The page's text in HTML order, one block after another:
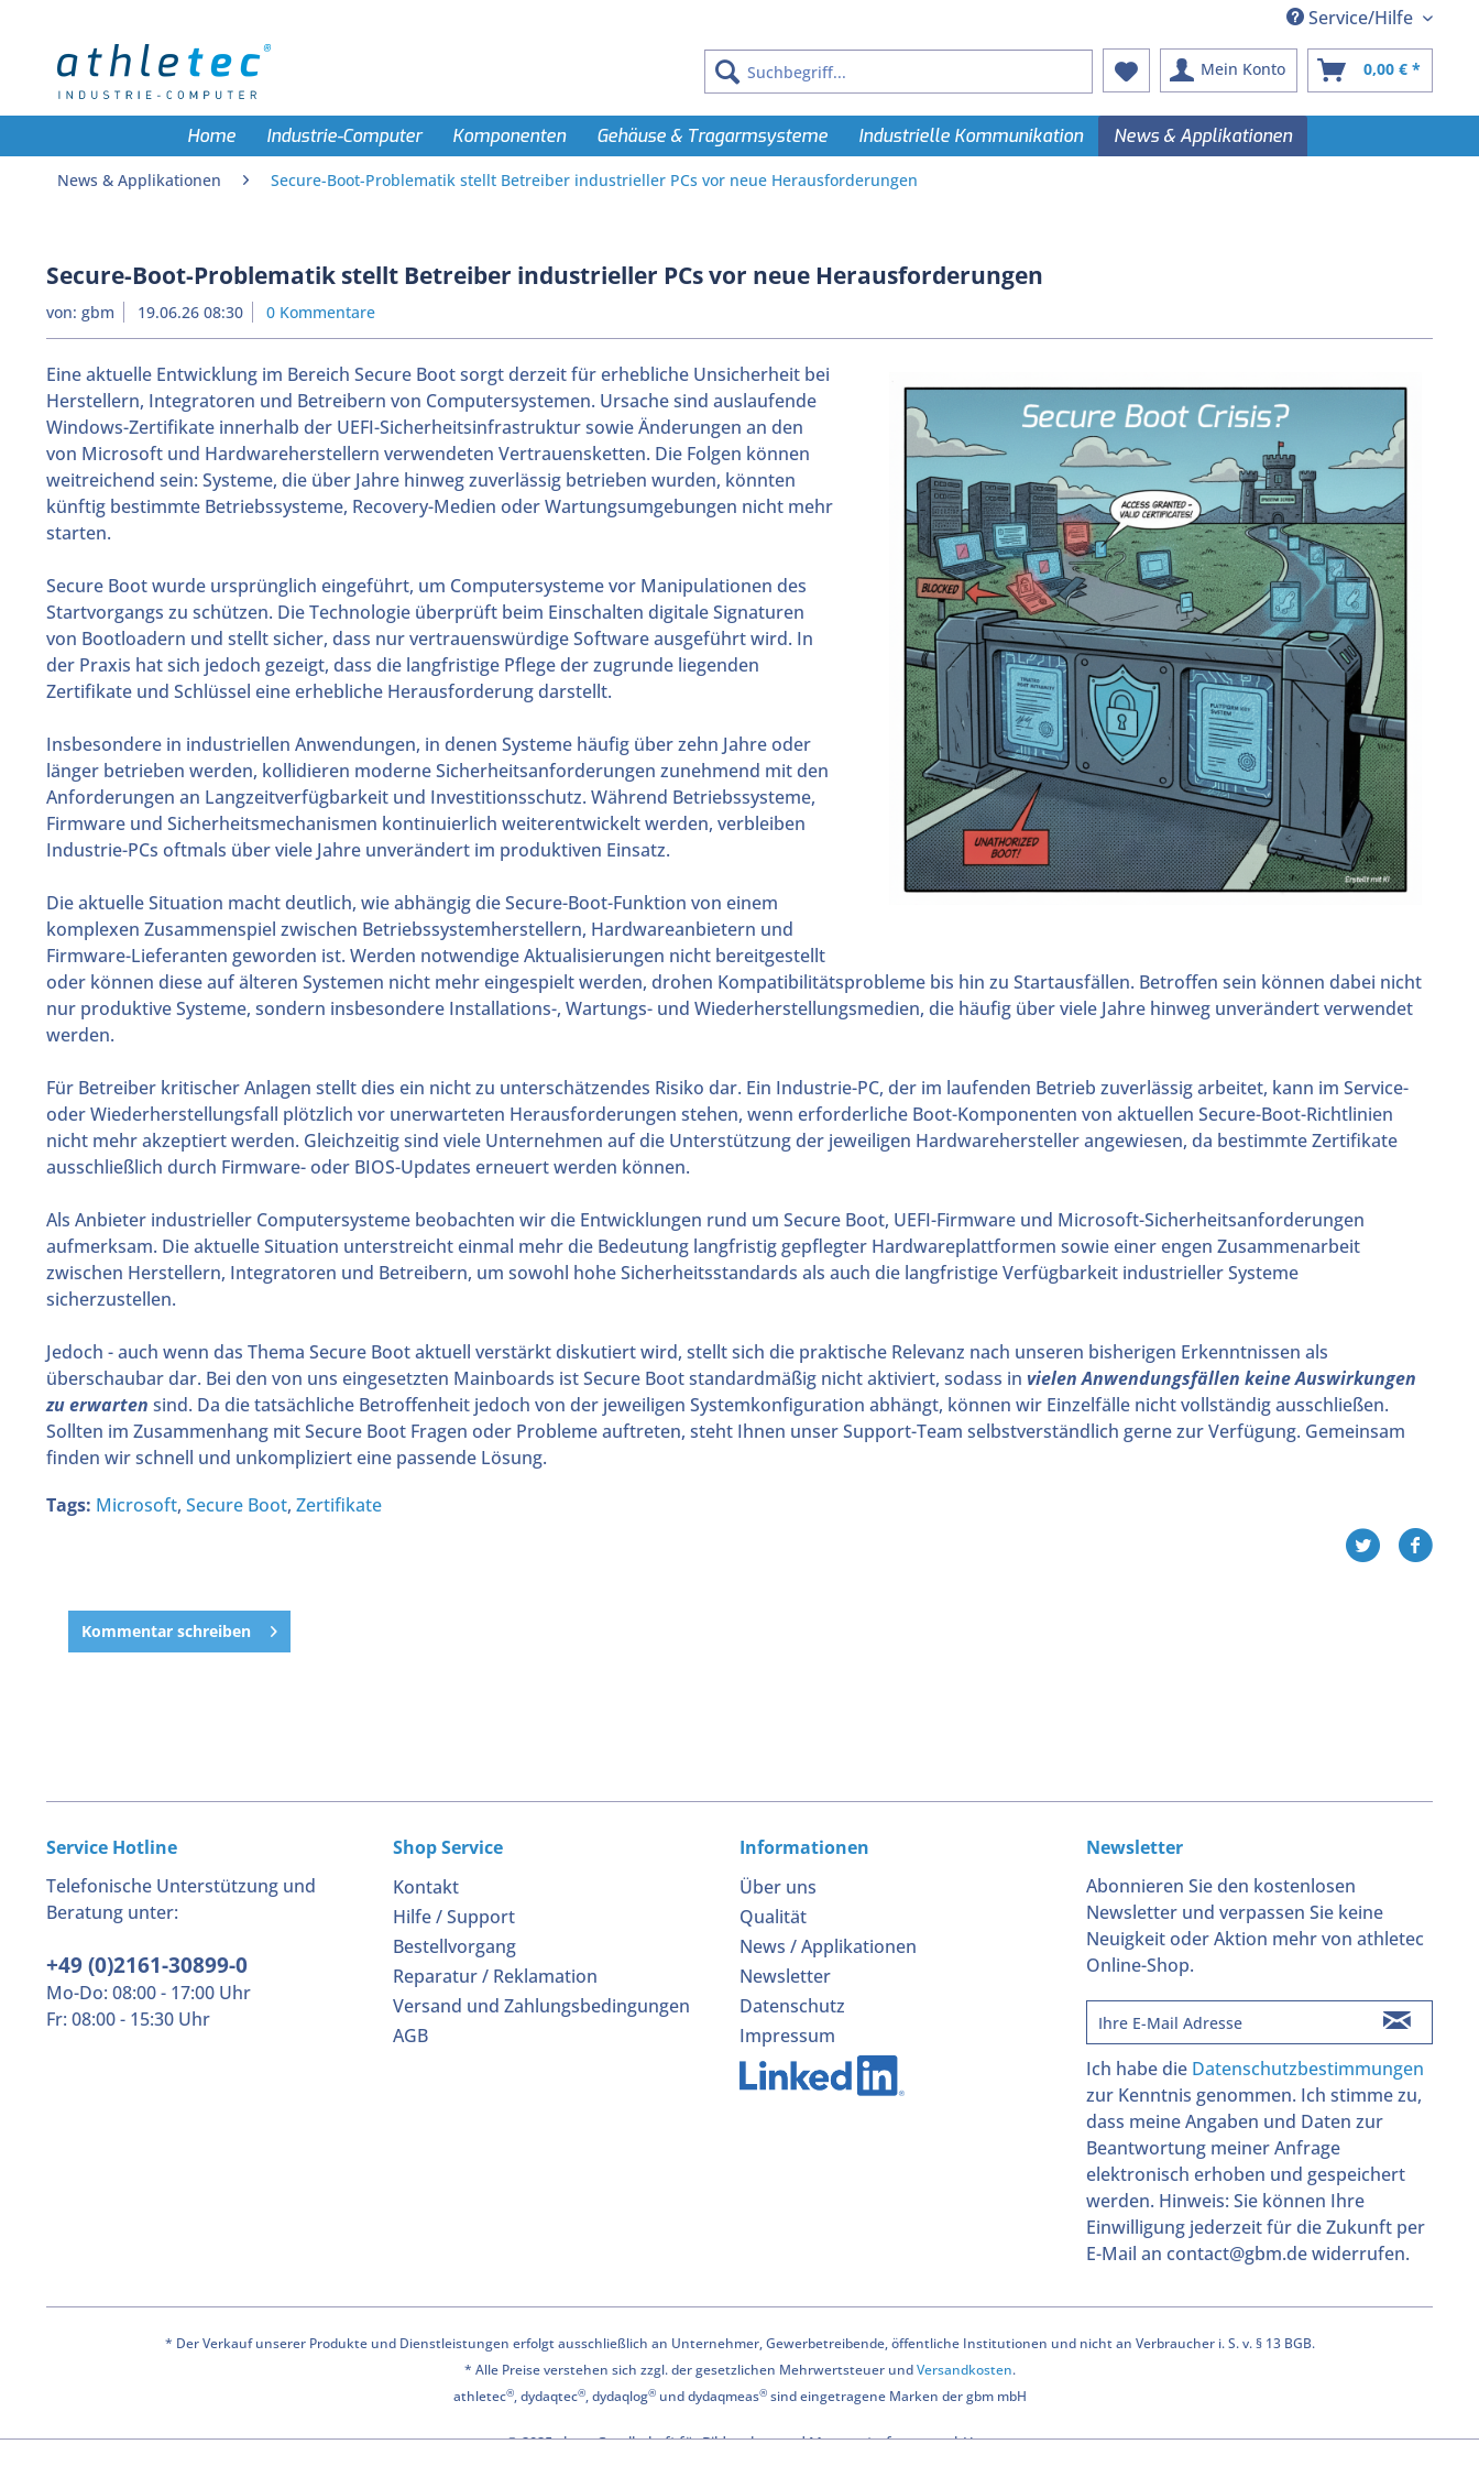
Service/Hilfe
Mein Konto 0,00 € *
Home Industrie-Computer Komponenten Gehäuse & Tragarmsysteme Industrielle Kommunikation News & Applikationen
News & Applikationen Secure-Boot-Problematik stellt Betreiber industrieller PCs vor neue Herausforderungen
Secure-Boot-Problematik stellt Betreiber industrieller PCs vor neue Herausforderungen
von: gbm 19.06.26 08:30 0 Kommentare
Eine aktuelle Entwicklung im Bereich Secure Boot sorgt derzeit für erhebliche Unsicherheit bei
Herstellern, Integratoren und Betreibern von Computersystemen. Ursache sind auslaufende
Windows-Zertifikate innerhalb der UEFI-Sicherheitsinfrastruktur sowie Änderungen an den
von Microsoft und Hardwareherstellern verwendeten Vertrauensketten. Die Folgen können
weitreichend sein: Systeme, die über Jahre hinweg zuverlässig betrieben wurden, könnten
künftig bestimmte Betriebssysteme, Recovery-Medien oder Wartungsumgebungen nicht mehr
starten.
Secure Boot wurde ursprünglich eingeführt, um Computersysteme vor Manipulationen des
Startvorgangs zu schützen. Die Technologie überprüft beim Einschalten digitale Signaturen
von Bootloadern und stellt sicher, dass nur vertrauenswürdige Software ausgeführt wird. In
der Praxis hat sich jedoch gezeigt, dass die langfristige Pflege der zugrunde liegenden
Zertifikate und Schlüssel eine erhebliche Herausforderung darstellt.
Insbesondere in industriellen Anwendungen, in denen Systeme häufig über zehn Jahre oder
länger betrieben werden, kollidieren moderne Sicherheitsanforderungen zunehmend mit den
Anforderungen an Langzeitverfügbarkeit und Investitionsschutz. Während Betriebssysteme,
Firmware und Sicherheitsmechanismen kontinuierlich weiterentwickelt werden, verbleiben
Industrie-PCs oftmals über viele Jahre unverändert im produktiven Einsatz.
Die aktuelle Situation macht deutlich, wie abhängig die Secure-Boot-Funktion von einem
komplexen Zusammenspiel zwischen Betriebssystemherstellern, Hardwareanbietern und
Firmware-Lieferanten geworden ist. Werden notwendige Aktualisierungen nicht bereitgestellt
oder können diese auf älteren Systemen nicht mehr eingespielt werden, drohen Kompatibilitätsprobleme bis hin zu Startausfällen. Betroffen sein können dabei nicht
nur produktive Systeme, sondern insbesondere Installations-, Wartungs- und Wiederherstellungsmedien, die häufig über viele Jahre hinweg unverändert verwendet
werden.
Für Betreiber kritischer Anlagen stellt dies ein nicht zu unterschätzendes Risiko dar. Ein Industrie-PC, der im laufenden Betrieb zuverlässig arbeitet, kann im Service-
oder Wiederherstellungsfall plötzlich vor unerwarteten Herausforderungen stehen, wenn erforderliche Boot-Komponenten von aktuellen Secure-Boot-Richtlinien
nicht mehr akzeptiert werden. Gleichzeitig sind viele Unternehmen auf die Unterstützung der jeweiligen Hardwarehersteller angewiesen, da bestimmte Zertifikate
ausschließlich durch Firmware- oder BIOS-Updates erneuert werden können.
Als Anbieter industrieller Computersysteme beobachten wir die Entwicklungen rund um Secure Boot, UEFI-Firmware und Microsoft-Sicherheitsanforderungen
aufmerksam. Die aktuelle Situation unterstreicht einmal mehr die Bedeutung langfristig gepflegter Hardwareplattformen sowie einer engen Zusammenarbeit
zwischen Herstellern, Integratoren und Betreibern, um sowohl hohe Sicherheitsstandards als auch die langfristige Verfügbarkeit industrieller Systeme
sicherzustellen.
Jedoch - auch wenn das Thema Secure Boot aktuell verstärkt diskutiert wird, stellt sich die praktische Relevanz nach unseren bisherigen Erkenntnissen als
überschaubar dar. Bei den von uns eingesetzten Mainboards ist Secure Boot standardmäßig nicht aktiviert, sodass in vielen Anwendungsfällen keine Auswirkungen
zu erwarten sind. Da die tatsächliche Betroffenheit jedoch von der jeweiligen Systemkonfiguration abhängt, können wir Einzelfälle nicht vollständig ausschließen.
Sollten im Zusammenhang mit Secure Boot Fragen oder Probleme auftreten, steht Ihnen unser Support-Team selbstverständlich gerne zur Verfügung. Gemeinsam
finden wir schnell und unkompliziert eine passende Lösung.
Tags: Microsoft, Secure Boot, Zertifikate
Kommentar schreiben
Service Hotline
Telefonische Unterstützung und
Beratung unter:
+49 (0)2161-30899-0
Mo-Do: 08:00 - 17:00 Uhr
Fr: 08:00 - 15:30 Uhr
Shop Service
Kontakt
Hilfe / Support
Bestellvorgang
Reparatur / Reklamation
Versand und Zahlungsbedingungen
AGB
Informationen
Über uns
Qualität
News / Applikationen
Newsletter
Datenschutz
Impressum
Newsletter
Abonnieren Sie den kostenlosen
Newsletter und verpassen Sie keine
Neuigkeit oder Aktion mehr von athletec
Online-Shop.
Ich habe die Datenschutzbestimmungen
zur Kenntnis genommen. Ich stimme zu,
dass meine Angaben und Daten zur
Beantwortung meiner Anfrage
elektronisch erhoben und gespeichert
werden. Hinweis: Sie können Ihre
Einwilligung jederzeit für die Zukunft per
E-Mail an contact@gbm.de widerrufen.
* Der Verkauf unserer Produkte und Dienstleistungen erfolgt ausschließlich an Unternehmer, Gewerbetreibende, öffentliche Institutionen und nicht an Verbraucher i. S. v. § 13 BGB.
* Alle Preise verstehen sich zzgl. der gesetzlichen Mehrwertsteuer undVersandkosten.
athletec®, dydaqtec®, dydaqlog®und dydaqmeas®sind eingetragene Marken der gbm mbH
© 2025 gbm - Gesellschaft für Bildanalyse und Messwerterfassung mbH